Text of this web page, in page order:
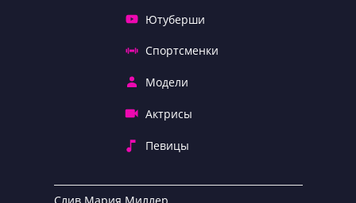
Ютуберши
Спортсменки
Модели
Актрисы
Певицы
Слив Мария Миллер